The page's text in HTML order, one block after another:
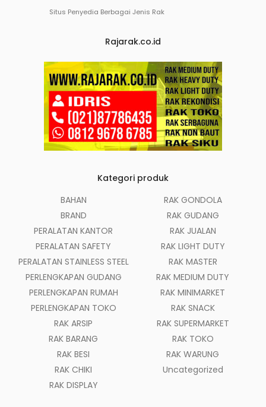
Situs Penyedia Berbagai Jenis Rak
Rajarak.co.id
Kategori produk
BAHAN
BRAND
PERALATAN KANTOR
PERALATAN SAFETY
PERALATAN STAINLESS STEEL
PERLENGKAPAN GUDANG
PERLENGKAPAN RUMAH
PERLENGKAPAN TOKO
RAK ARSIP
RAK BARANG
RAK BESI
RAK CHIKI
RAK DISPLAY
RAK GONDOLA
RAK GUDANG
RAK JUALAN
RAK LIGHT DUTY
RAK MASTER
RAK MEDIUM DUTY
RAK MINIMARKET
RAK SNACK
RAK SUPERMARKET
RAK TOKO
RAK WARUNG
Uncategorized